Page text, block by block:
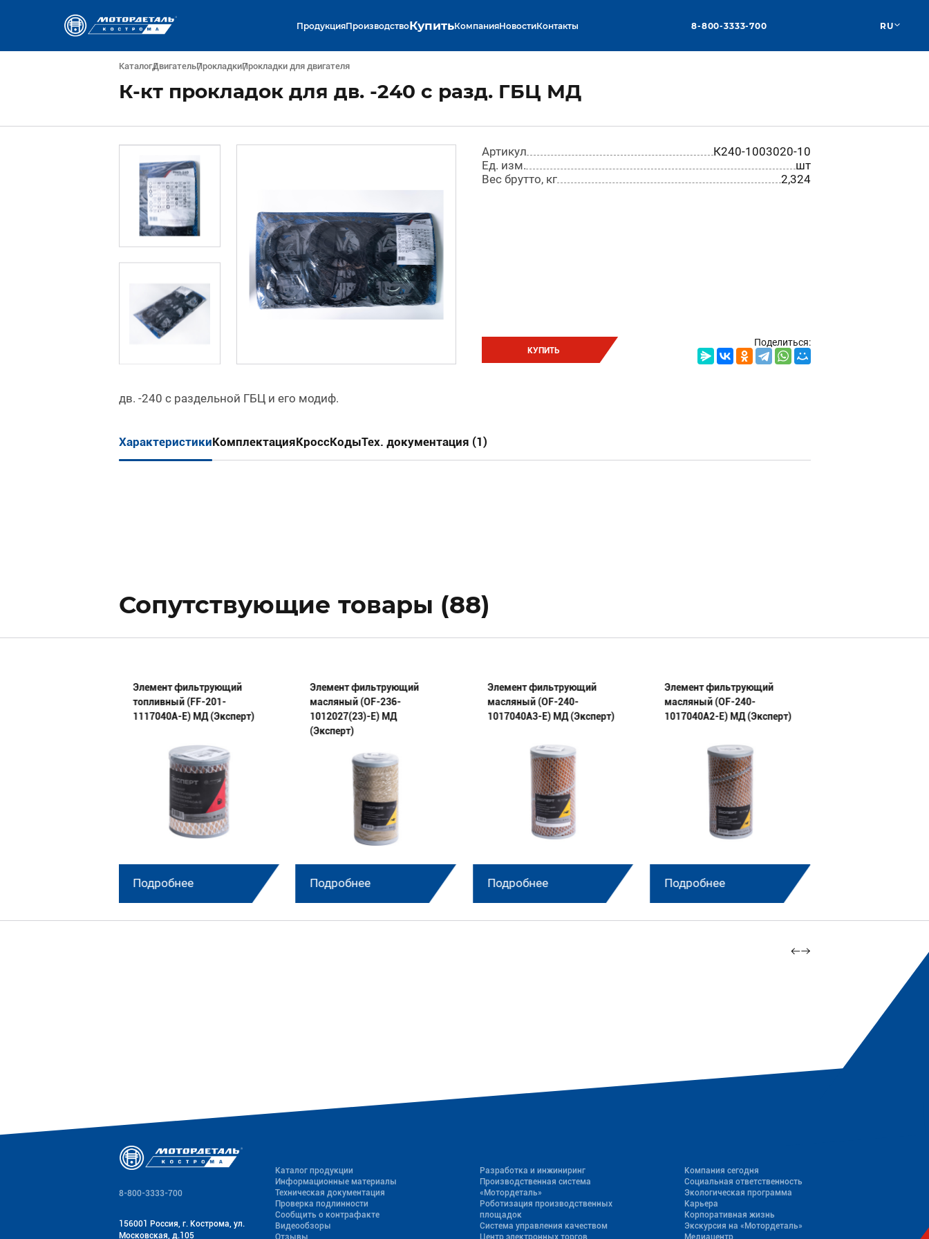
ПродукцияПроизводствоКупитьКомпанияНовостиКонтакты 8-800-3333-700 RU
КаталогДвигательПрокладкиПрокладки для двигателя
К-кт прокладок для дв. -240 с разд. ГБЦ МД
Артикул
К240-1003020-10
Ед. изм.
шт
Вес брутто, кг
2,324
КУПИТЬ
Поделиться:
дв. -240 с раздельной ГБЦ и его модиф.
ХарактеристикиКомплектацияКроссКодыТех. документация (1)
Сопутствующие товары (88)
Элемент фильтрующий
топливный (FF-201-
1117040А-E) МД (Эксперт)
Подробнее
Элемент фильтрующий
масляный (OF-236-
1012027(23)-E) МД
(Эксперт)
Подробнее
Элемент фильтрующий
масляный (OF-240-
1017040А3-E) МД (Эксперт)
Подробнее
Элемент фильтрующий
масляный (OF-240-
1017040А2-E) МД (Эксперт)
Подробнее
8-800-3333-700
156001 Россия, г. Кострома, ул.
Московская, д.105
Каталог продукции
Информационные материалы
Техническая документация
Проверка подлинности
Сообщить о контрафакте
Видеообзоры
Отзывы
Разработка и инжиниринг
Производственная система
«Mотордеталь»
Роботизация производственных
площадок
Система управления качеством
Центр электронных торгов
Компания сегодня
Социальная ответственность
Экологическая программа
Карьера
Корпоративная жизнь
Экскурсия на «Мотордеталь»
Медиацентр